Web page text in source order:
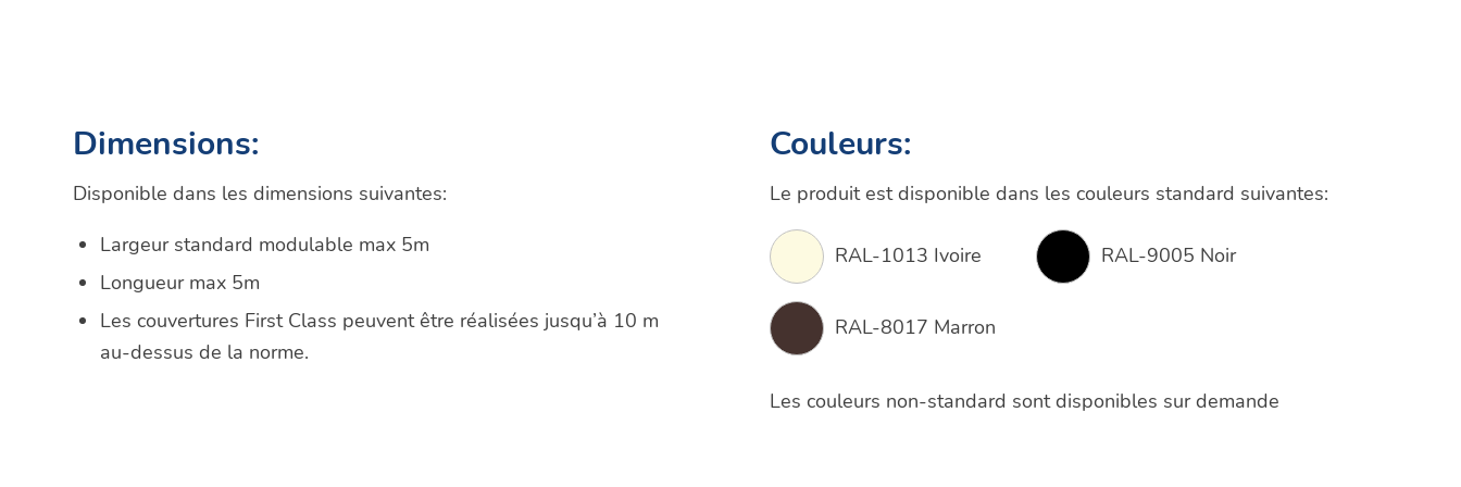
Dimensions:
Disponible dans les dimensions suivantes:
Largeur standard modulable max 5m
Longueur max 5m
Les couvertures First Class peuvent être réalisées jusqu’à 10 m
au-dessus de la norme.
Couleurs:
Le produit est disponible dans les couleurs standard suivantes:
RAL-1013 Ivoire RAL-9005 Noir
RAL-8017 Marron
Les couleurs non-standard sont disponibles sur demande